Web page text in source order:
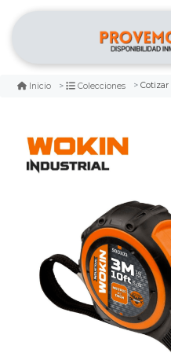
Inicio Colecciones Cotizar